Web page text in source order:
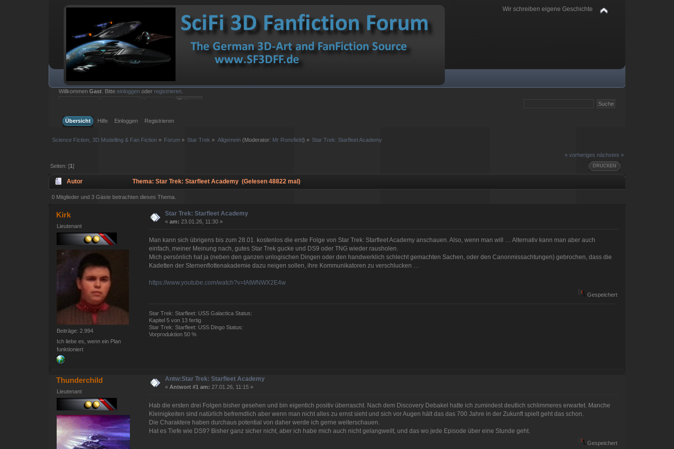
Wir schreiben eigene Geschichte
WillkommenGast . Bitteeinloggen oder registrieren
Übersicht
Hilfe Einloggen Registrieren
Science Fiction, 3D Modelling & Fan Fiction» Forum » Star Trek » Allgemein(Moderator: Mr Ronsfield) » Star Trek: Starfleet Academy
« vorheriges nächstes »
DRUCKEN
Seiten: [1 ]
Autor Thema: Star Trek: Starfleet Academy (Gelesen 48822 mal)
0 Mitglieder und 3 Gäste betrachten dieses Thema.
Kirk
Lieutenant
Beiträge: 2.994
Ich liebe es, wenn ein Plan
funktioniert
Star Trek: Starfleet Academy
«am: 23.01.26, 11:30 »
Man kann sich übrigens bis zum 28.01. kostenlos die erste Folge von Star Trek: Starfleet Academy anschauen. Also, wenn man will … Alternativ kann man aber auch
einfach, meiner Meinung nach, gutes Star Trek gucke und DS9 oder TNG wieder rausholen.
Mich persönlich hat ja (neben den ganzen unlogischen Dingen oder den handwerklich schlecht gemachten Sachen, oder den Canonmissachtungen) gebrochen, dass die
Kadetten der Sternenflottenakademie dazu neigen sollen, ihre Kommunikatoren zu verschlucken …
https://www.youtube.com/watch?v=tAtWNWX2E4w
Gespeichert
Star Trek: Starfleet: USS Galactica Status:
Kapitel 5 von 13 fertig
Star Trek: Starfleet: USS Dingo Status:
Vorproduktion 50 %
Thunderchild
Lieutenant
Antw:Star Trek: Starfleet Academy
« Antwort #1 am: 27.01.26, 11:15 »
Hab die ersten drei Folgen bisher gesehen und bin eigentich positiv überrascht. Nach dem Discovery Debakel hatte ich zumindest deutlich schlimmeres erwartet. Manche
Kleinigkeiten sind natürlich befremdlich aber wenn man nicht alles zu ernst sieht und sich vor Augen hält das das 700 Jahre in der Zukunft spielt geht das schon.
Die Charaktere haben durchaus potential von daher werde ich gerne weiterschauen.
Hat es Tiefe wie DS9? Bisher ganz sicher nicht, aber ich habe mich auch nicht gelangweilt, und das wo jede Episode über eine Stunde geht.
Gespeichert